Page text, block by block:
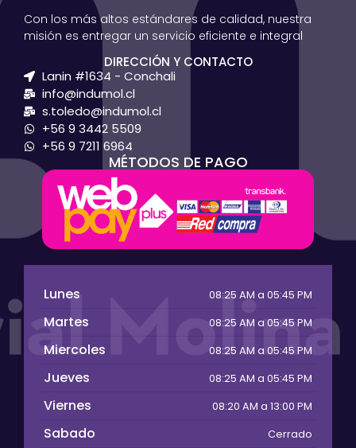
Con los más altos estándares de calidad, nuestra
misión es entregar un servicio eficiente e integral
DIRECCIÓN Y CONTACTO
Lanin #1634 - Conchali
info@indumol.cl
s.toledo@indumol.cl
+56 9 3442 5509
+56 9 7211 6964
MÉTODOS DE PAGO
Lunes 08:25 AM a 05:45 PM
Martes 08:25 AM a 05:45 PM
Miercoles 08:25 AM a 05:45 PM
Jueves 08:25 AM a 05:45 PM
Viernes 08:20 AM a 13:00 PM
Sabado Cerrado